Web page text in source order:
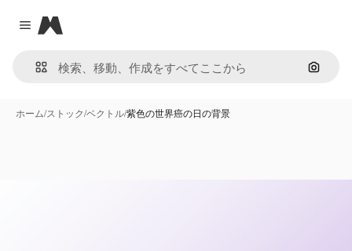
Close menu
Magnific
画像で
ホーム/ストック/ベクトル/紫色の世界癌の日の背景